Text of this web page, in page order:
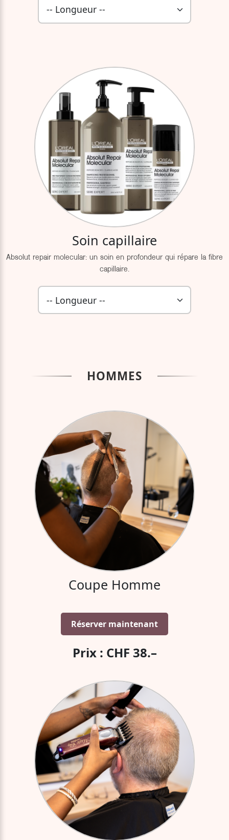
Soin capillaire
Absolut repair molecular: un soin en profondeur qui répare la fibre
capillaire.
HOMMES
Coupe Homme
Réserver maintenant
Prix : CHF 38.–